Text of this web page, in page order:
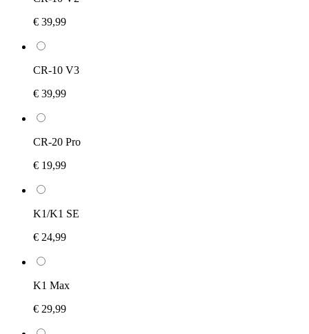
€ 39,99
CR-10 V3
€ 39,99
CR-20 Pro
€ 19,99
K1/K1 SE
€ 24,99
K1 Max
€ 29,99